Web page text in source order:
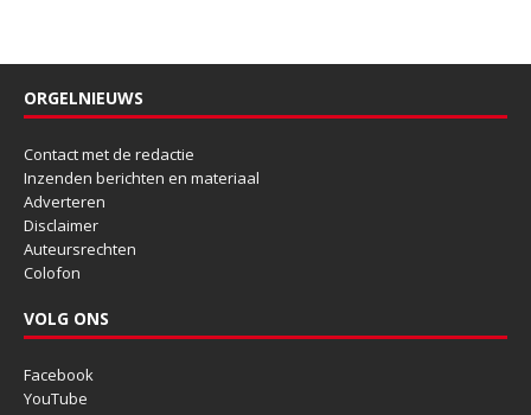
ORGELNIEUWS
Contact met de redactie
Inzenden berichten en materiaal
Adverteren
Disclaimer
Auteursrechten
Colofon
VOLG ONS
Facebook
YouTube